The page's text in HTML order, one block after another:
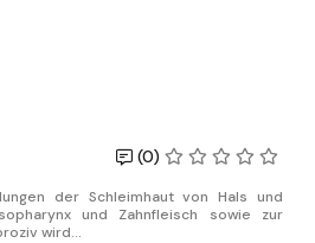
(0)
der Schleimhaut von Hals und
und Zahnfleisch sowie zur
wird...